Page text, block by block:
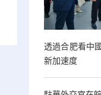
透過合肥看中
新加速度